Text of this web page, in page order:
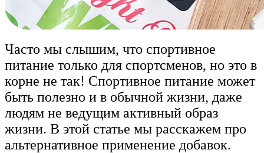
Часто мы слышим, что спортивное
питание только для спортсменов, но это в
корне не так! Спортивное питание может
быть полезно и в обычной жизни, даже
людям не ведущим активный образ
жизни. В этой статье мы расскажем про
альтернативное применение добавок.